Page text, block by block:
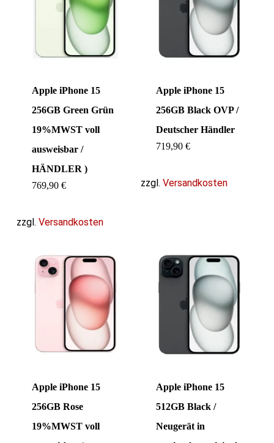
Apple iPhone 15
256GB Green Grün
19%MWST voll
ausweisbar /
HÄNDLER )
769,90€
zzgl.Versandkosten
Apple iPhone 15
256GB Black OVP /
Deutscher Händler
719,90€
zzgl.Versandkosten
Apple iPhone 15
256GB Rose
19%MWST voll
Apple iPhone 15
512GB Black /
Neugerät in